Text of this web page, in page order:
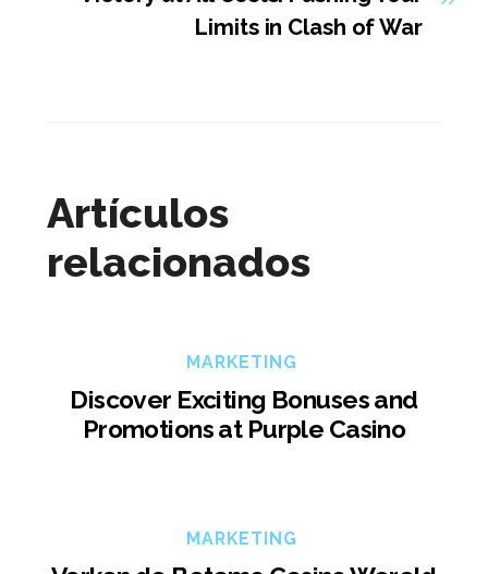
Limits in Clash of War
Artículos
relacionados
MARKETING
Discover Exciting Bonuses and
Promotions at Purple Casino
MARKETING